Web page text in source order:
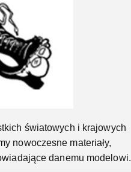
światowych i krajowych
nowoczesne materiały,
danemu modelowi.